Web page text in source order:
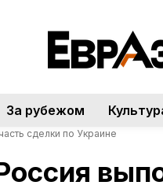
За рубежом
сделки по Украине